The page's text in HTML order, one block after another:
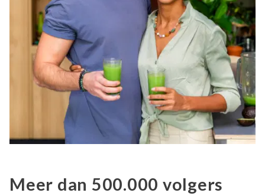
Meer dan 500.000 volgers